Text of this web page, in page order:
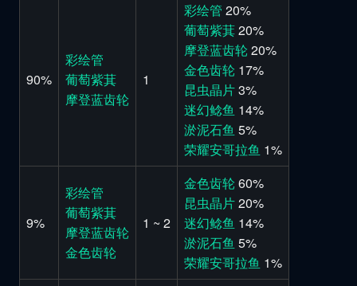
90%
彩绘管
葡萄紫萁
摩登蓝齿轮
1
彩绘管 20%
葡萄紫萁20%
摩登蓝齿轮 20%
金色齿轮 17%
昆虫晶片3%
迷幻鲶鱼 14%
淤泥石鱼 5%
荣耀安哥拉鱼 1%
9%
彩绘管
葡萄紫萁
摩登蓝齿轮
金色齿轮
1 ~ 2
金色齿轮 60%
昆虫晶片20%
迷幻鲶鱼 14%
淤泥石鱼 5%
荣耀安哥拉鱼 1%